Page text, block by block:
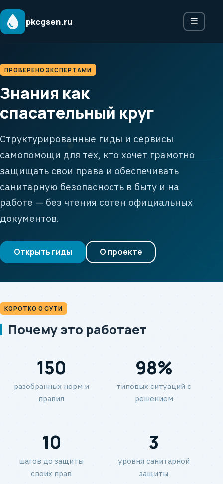
pkcgsen.ru ☰
ПРОВЕРЕНО ЭКСПЕРТАМИ
Знания как
спасательный круг
Структурированные гиды и сервисы
самопомощи для тех, кто хочет грамотно
защищать свои права и обеспечивать
санитарную безопасность в быту и на
работе — без чтения сотен официальных
документов.
Открыть гиды О проекте
КОРОТКО О СУТИ
Почему это работает
150
разобранных норм и
правил
98%
типовых ситуаций с
решением
10
шагов до защиты
своих прав
3
уровня санитарной
защиты